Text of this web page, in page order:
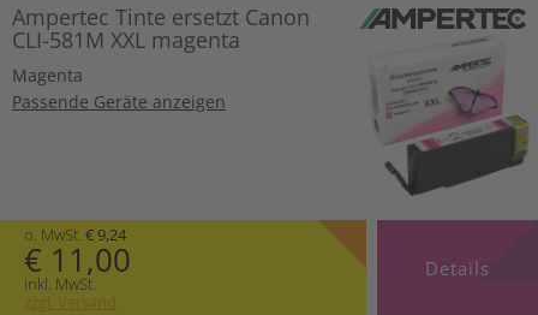
Ampertec Tinte ersetzt Canon
CLI-581M XXL magenta
Magenta
Passende Geräte anzeigen
o. MwSt. € 9,24
€ 11,00
inkl. MwSt.
zzgl. Versand
Details